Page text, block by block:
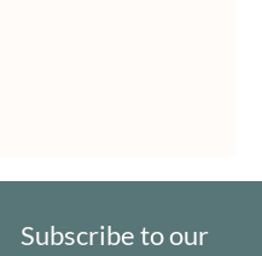
Subscribe to our